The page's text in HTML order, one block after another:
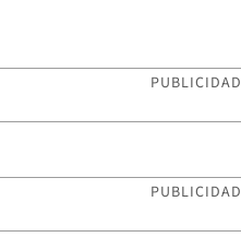
PUBLICIDAD
PUBLICIDAD